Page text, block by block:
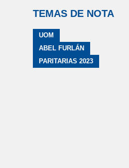
TEMAS DE NOTA
UOM
ABEL FURLÁN
PARITARIAS 2023